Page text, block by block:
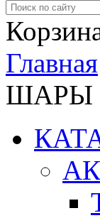
Главная
ШАРЫ